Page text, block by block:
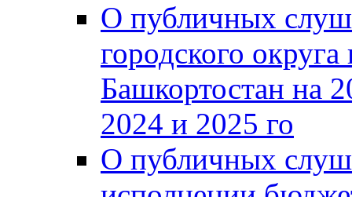
О публичных
городского
Башкортостан на
2024 и 2025 го
О публичных